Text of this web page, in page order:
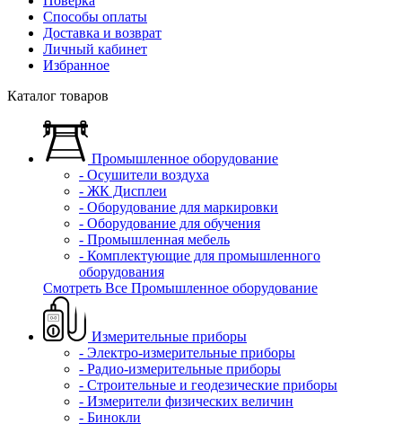
Способы оплаты
Доставка и возврат
Личный кабинет
Избранное
Каталог товаров
Промышленное оборудование
- Осушители воздуха
- ЖК Дисплеи
- Оборудование для маркировки
- Оборудование для обучения
- Промышленная мебель
- Комплектующие для промышленного
оборудования
Смотреть Все Промышленное оборудование
Измерительные приборы
- Электро-измерительные приборы
- Радио-измерительные приборы
- Строительные и геодезические приборы
- Измерители физических величин
- Бинокли